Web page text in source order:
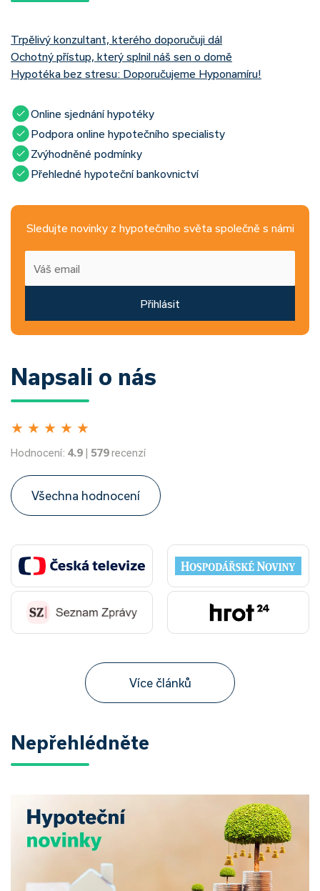
Trpělivý konzultant, kterého doporučuji dál
Ochotný přístup, který splnil náš sen o domě
Hypotéka bez stresu: Doporučujeme Hyponamíru!
Online sjednání hypotéky
Podpora online hypotečního specialisty
Zvýhodněné podmínky
Přehledné hypoteční bankovnictví
Sledujte novinky z hypotečního světa společně s námi
Přihlásit
Napsali o nás
★ ★ ★ ★ ★
Hodnocení: 4.9 | 579recenzí
Všechna hodnocení
Více článků
Nepřehlédněte